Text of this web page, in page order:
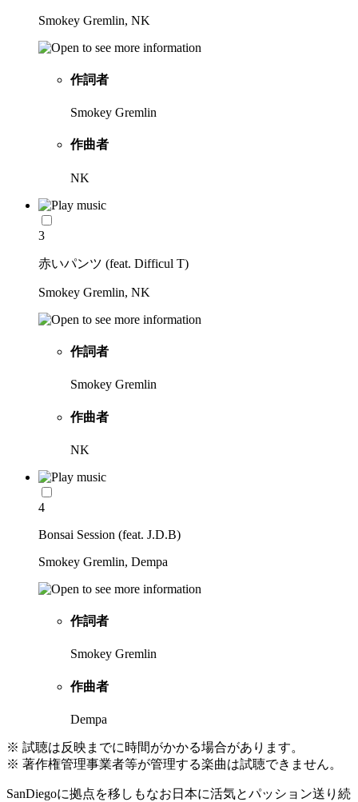
Smokey Gremlin, NK
作詞者
Smokey Gremlin
作曲者
NK
3
赤いパンツ (feat. Difficul T)
Smokey Gremlin, NK
作詞者
Smokey Gremlin
作曲者
NK
4
Bonsai Session (feat. J.D.B)
Smokey Gremlin, Dempa
作詞者
Smokey Gremlin
作曲者
Dempa
※ 試聴は反映までに時間がかかる場合があります。
※ 著作権管理事業者等が管理する楽曲は試聴できません。
SanDiegoに拠点を移しもなお日本に活気とパッション送り続